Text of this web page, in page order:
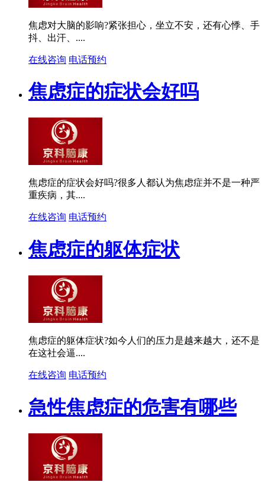
焦虑对大脑的影响?紧张担心，坐立不安，还有心悸、手
抖、出汗、....
在线咨询 电话预约
焦虑症的症状会好吗
焦虑症的症状会好吗?很多人都认为焦虑症并不是一种严
重疾病，其....
在线咨询 电话预约
焦虑症的躯体症状
焦虑症的躯体症状?如今人们的压力是越来越大，还不是
在这社会逼....
在线咨询 电话预约
急性焦虑症的危害有哪些